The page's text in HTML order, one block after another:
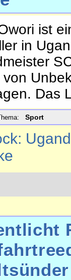
ist
in
von
Das
Sport